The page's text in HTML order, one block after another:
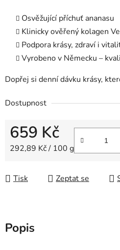
Osvěžující příchuť ananasu
Klinicky ověřený kolagen
Podpora krásy, zdraví i
Vyrobeno v Německu –
Dopřej si denní dávku krásy,
Dostupnost
659 Kč
Měrná cena:
292,89 Kč / 100 g
Tisk Zeptat se
Popis